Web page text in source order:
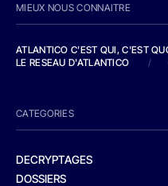
MIEUX NOUS CONNAITRE
ATLANTICO C'EST QUI, C'EST
LE RESEAU D'ATLANTICO
/
CATEGORIES
DECRYPTAGES
DOSSIERS